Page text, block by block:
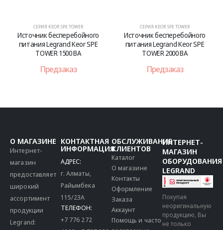
СЕРИЯ KEOR SPE TOWER
Источник бесперебойного
питания Legrand Keor SPE
TOWER 1500 ВА
Предзаказ
СЕРИЯ KEOR SPE TOWER
Источник бесперебойного
питания Legrand Keor SPE
TOWER 2000 ВА
Предзаказ
О МАГАЗИНЕ
Интернет-
магазин
предоставляет
широкий
ассортимент
продукции
Legrand:
КОНТАКТНАЯ
ИНФОРМАЦИЯ
АДРЕС:
г. Алматы,
Райымбека
115/23A
ТЕЛЕФОН:
+7 776 272
ОБСЛУЖИВАНИЕ
КЛИЕНТОВ
Каталог
О магазине
Контакты
Оформление
Заказа
Аккаунт
Помощь и часто
ИНТЕРНЕТ-
МАГАЗИН
ОБОРУДОВАНИЯ
LEGRAND
Покупая
неоригинальную
продукцию, Вы
не только